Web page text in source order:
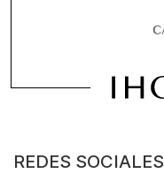
REDES SOCIALES